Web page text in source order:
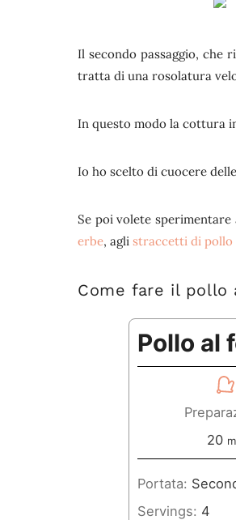
Il secondo passaggio, che
tratta di una rosolatura
In questo modo la cottura
Io ho scelto di cuocere
Se poi volete
erbe, agli straccetti di pollo
Come fare il pollo
Pollo al
20m
n
Portata:
Servings: 4